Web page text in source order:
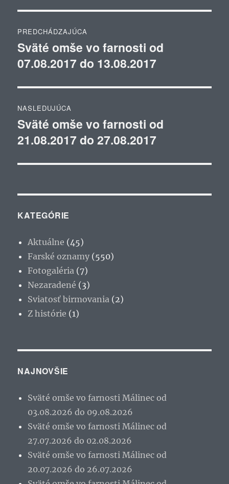
v
článku
PREDCHÁDZAJÚCA
Predchádzajúci
článok:
Sväté omše vo farnosti od
07.08.2017 do 13.08.2017
NASLEDUJÚCA
Ďalší
článok:
Sväté omše vo farnosti od
21.08.2017 do 27.08.2017
KATEGÓRIE
Aktuálne (45)
Farské oznamy (550)
Fotogaléria (7)
Nezaradené (3)
Sviatosť birmovania (2)
Z histórie (1)
NAJNOVŠIE
Sväté omše vo farnosti Málinec od
03.08.2026 do 09.08.2026
Sväté omše vo farnosti Málinec od
27.07.2026 do 02.08.2026
Sväté omše vo farnosti Málinec od
20.07.2026 do 26.07.2026